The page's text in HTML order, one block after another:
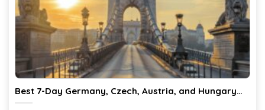
Best 7-Day Germany, Czech, Austria, and Hungary
Itinerary from Ciiclo